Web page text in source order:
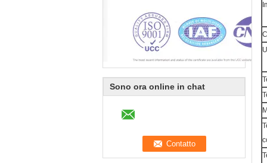
Sono ora online in chat